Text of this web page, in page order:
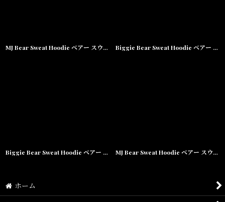
MJ Bear Sweat Hoodie ベアー スウェット フーディー Biggie Bear Sweat Hoodie ベアー スウェット フーディー
Biggie Bear Sweat Hoodie ベアー スウェット フーディー MJ Bear Sweat Hoodie ベアー スウェット フーディー
ホーム